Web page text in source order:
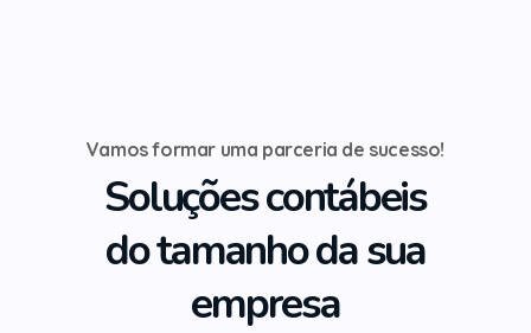
Vamos formar uma parceria de sucesso!
Soluções contábeis
do tamanho da sua
empresa